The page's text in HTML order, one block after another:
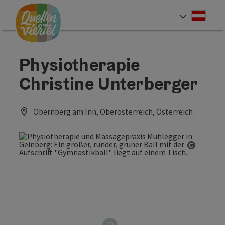
Zum Inhalt
Zur Navigation
Zum Seitenanfang
Physiotherapie
Christine Unterberger
Obernberg am Inn, Oberösterreich, Österreich